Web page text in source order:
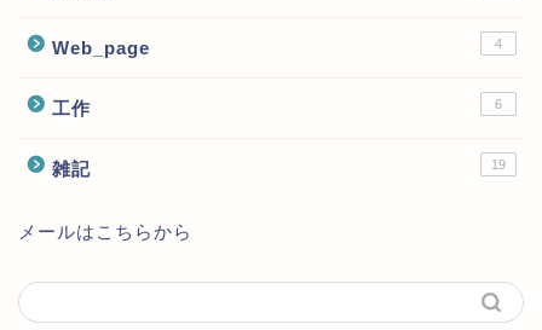
Web_page 4
工作 6
雑記 19
メールはこちらから